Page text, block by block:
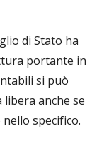
di Stato ha
portante in
si può
anche se
specifico.